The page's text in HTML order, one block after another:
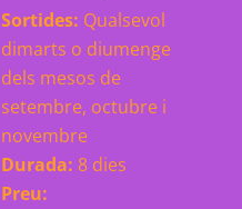
Sortides: Qualsevol
dimarts o diumenge
dels mesos de
setembre, octubre i
novembre
Durada: 8 dies
Preu: